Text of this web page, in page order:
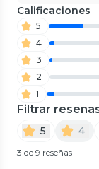
Calificaciones
5
4
3
2
1
Filtrar
5 4
3 de 9 reseñas